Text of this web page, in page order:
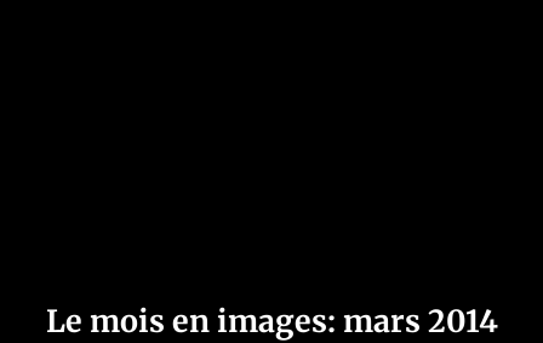
Le mois en images: mars 2014